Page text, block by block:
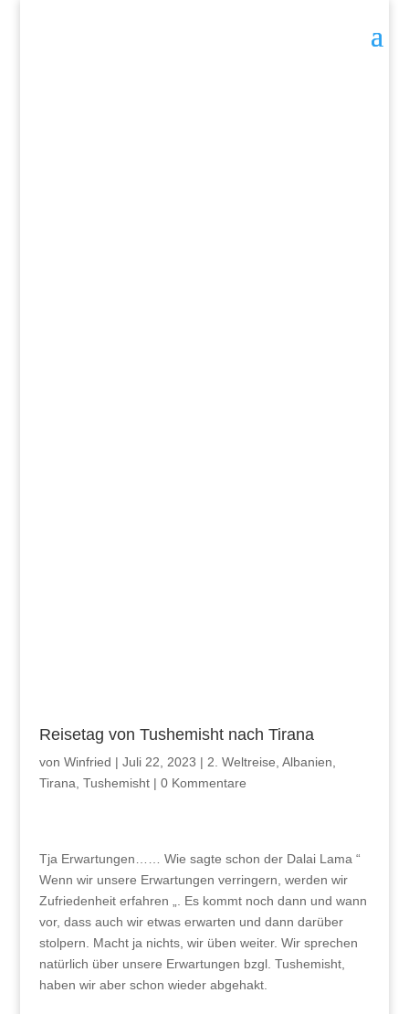
Reisetag von Tushemisht nach Tirana
von Winfried | Juli 22, 2023 | 2. Weltreise Albanien
Tirana Tushemisht| 0 Kommentare
Tja Erwartungen…… Wie sagte schon der Dalai Lama “
Wenn wir unsere Erwartungen verringern, werden wir
Zufriedenheit erfahren „. Es kommt noch dann und wann
vor, dass auch wir etwas erwarten und dann darüber
stolpern. Macht ja nichts, wir üben weiter. Wir sprechen
natürlich über unsere Erwartungen bzgl. Tushemisht,
haben wir aber schon wieder abgehakt.